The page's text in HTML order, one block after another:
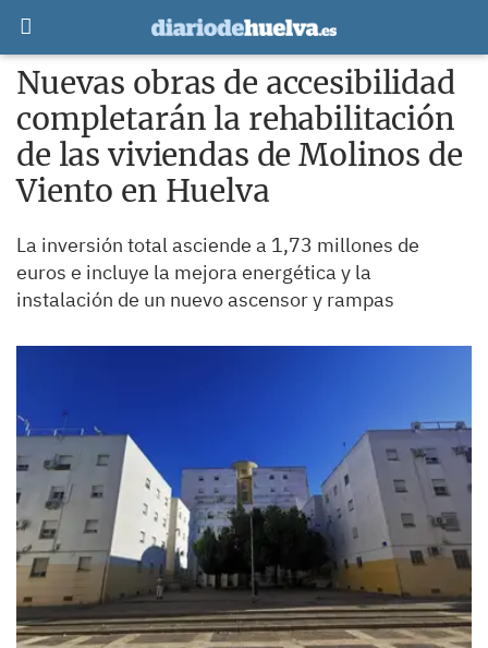
Nuevas obras de accesibilidad
completarán la rehabilitación
de las viviendas de Molinos de
Viento en Huelva
La inversión total asciende a 1,73 millones de
euros e incluye la mejora energética y la
instalación de un nuevo ascensor y rampas